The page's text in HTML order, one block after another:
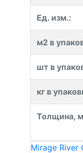
Ед. изм.:
м2 в
шт в
кг в
Толщина,
Mirage River